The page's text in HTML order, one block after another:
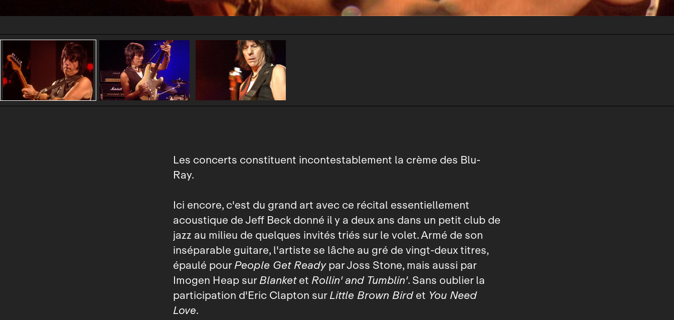
Les concerts constituent incontestablement la crème des Blu-
Ray.
Ici encore, c'est du grand art avec ce récital essentiellement
acoustique de Jeff Beck donné il y a deux ans dans un petit club de
jazz au milieu de quelques invités triés sur le volet. Armé de son
inséparable guitare, l'artiste se lâche au gré de vingt-deux titres,
épaulé pourPeople Get Readypar Joss Stone, mais aussi par
Imogen Heap surBlanketet Rollin' and Tumblin'. Sans oublier la
participation d'Eric Clapton surLittle Brown Birdet You Need
Love.